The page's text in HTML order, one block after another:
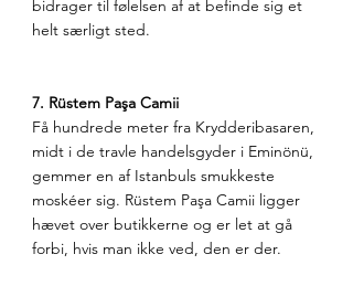
bidrager til følelsen af at befinde sig et
helt særligt sted.
7. Rüstem Paşa Camii
Få hundrede meter fra Krydderibasaren,
midt i de travle handelsgyder i Eminönü,
gemmer en af Istanbuls smukkeste
moskéer sig. Rüstem Paşa Camii ligger
hævet over butikkerne og er let at gå
forbi, hvis man ikke ved, den er der.